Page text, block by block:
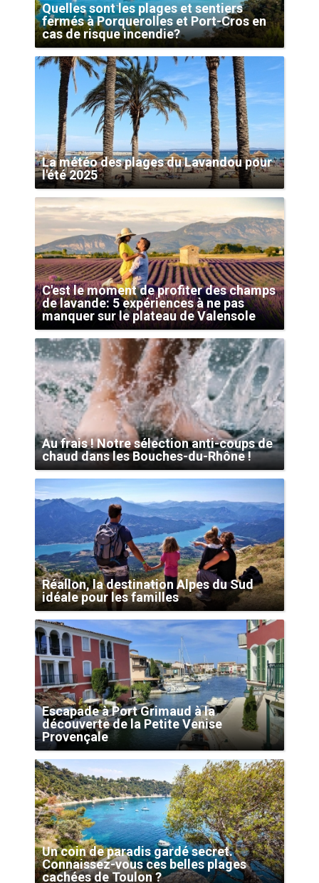
Quelles sont les plages et sentiers
fermés à Porquerolles et Port-Cros en
cas de risque incendie?
La météo des plages du Lavandou pour
l'été 2025
C'est le moment de profiter des champs
de lavande: 5 expériences à ne pas
manquer sur le plateau de Valensole
Au frais ! Notre sélection anti-coups de
chaud dans les Bouches-du-Rhône !
Réallon, la destination Alpes du Sud
idéale pour les familles
Escapade à Port Grimaud à la
découverte de la Petite Venise
Provençale
Un coin de paradis gardé secret.
Connaissez-vous ces belles plages
cachées de Toulon ?